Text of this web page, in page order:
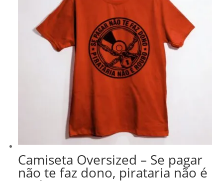
Camiseta Oversized – Se pagar
não te faz dono, pirataria não é